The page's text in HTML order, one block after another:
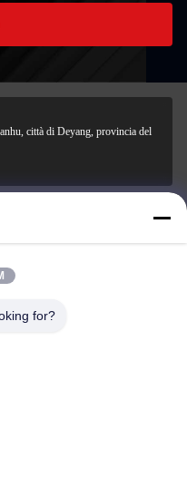
città di Deyang, provincia del
for?